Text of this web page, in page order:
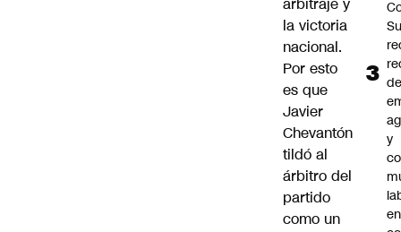
la victoria
nacional.
Por esto
es que
Javier
Chevantón
tildó al
árbitro del
partido
como un
de
y